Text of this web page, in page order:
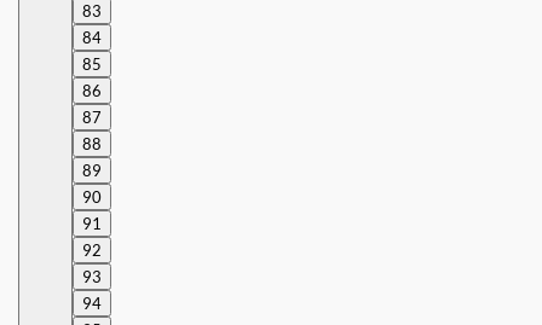
83
84
85
86
87
88
89
90
91
92
93
94